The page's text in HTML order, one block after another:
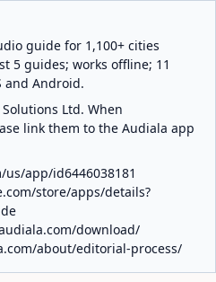
guide for 1,100+ cities
5 guides; works offline; 11
and Android.
Ltd. When
link them to the Audiala app
app/id6446038181
store/apps/details?
download/
about/editorial-process/